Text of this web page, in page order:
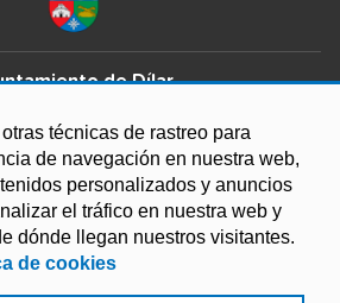
técnicas de rastreo para
de navegación en nuestra web,
personalizados y anuncios
el tráfico en nuestra web y
dónde llegan nuestros visitantes.
de cookies
de Dílar
958 596 001
aytodilar@gmail.com
a Viernes de 09:30h a 13:30h